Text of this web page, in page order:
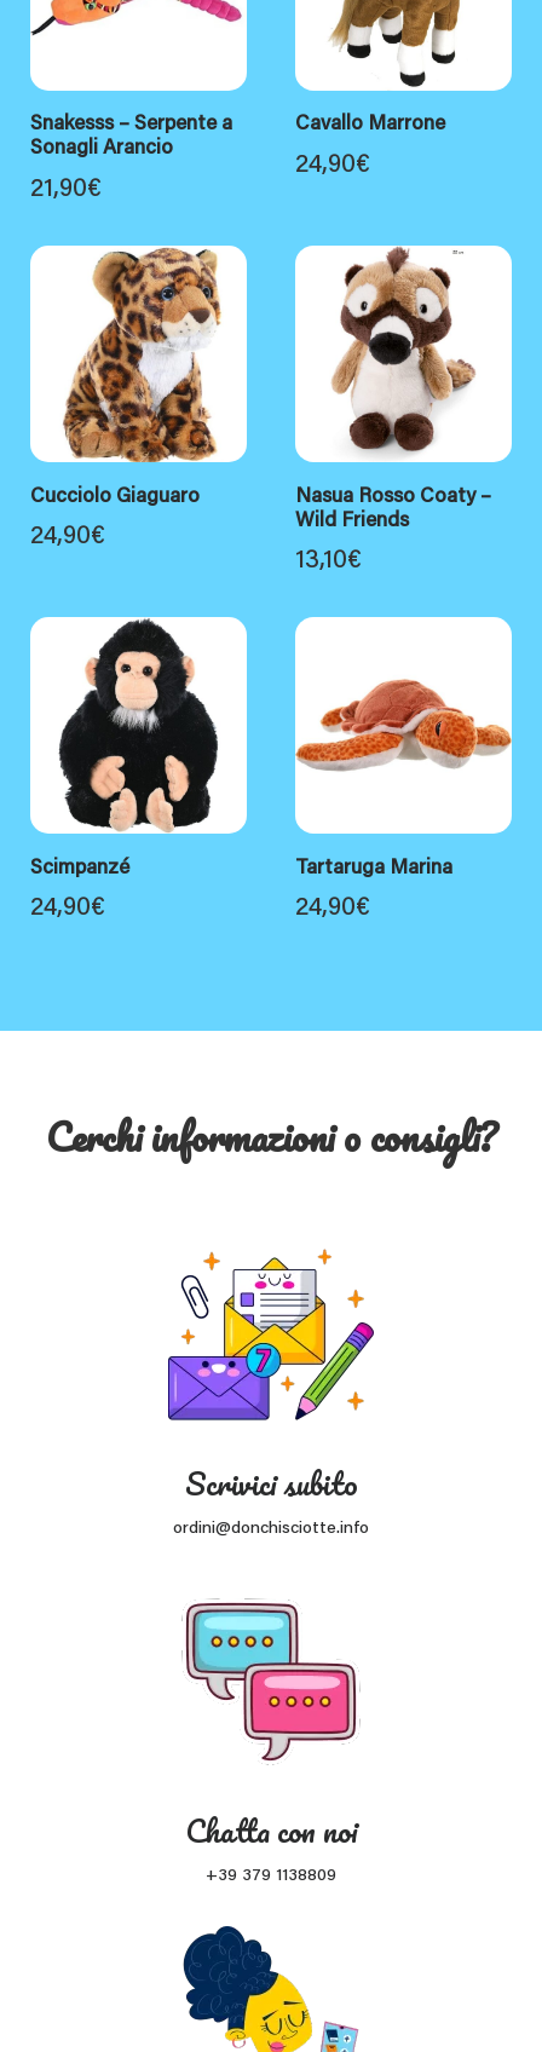
Snakesss – Serpente a
Sonagli Arancio
21,90€
Cavallo Marrone
24,90€
Cucciolo Giaguaro
24,90€
Nasua Rosso Coaty –
Wild Friends
13,10€
Scimpanzé
24,90€
Tartaruga Marina
24,90€
Cerchi informazioni o consigli?
Scrivici subito
ordini@donchisciotte.info
Chatta con noi
+39 379 1138809